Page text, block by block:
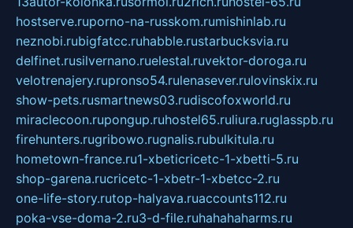
hostserve.ruporno-na-russkom.rumishinlab.ru
neznobi.rubigfatcc.ruhabble.rustarbucksvia.ru
delfinet.rusilvernano.ruelestal.ruvektor-doroga.ru
velotrenajery.rupronso54.rulenasever.rulovinskix.ru
show-pets.rusmartnews03.rudiscofoxworld.ru
miraclecoon.rupongup.ruhostel65.ruliura.ruglasspb.ru
firehunters.rugribowo.rugnalis.rubulkitula.ru
hometown-france.ru1-xbeticricetc-1-xbetti-5.ru
shop-garena.rucricetc-1-xbetr-1-xbetcc-2.ru
one-life-story.rutop-halyava.ruaccounts112.ru
poka-vse-doma-2.ru3-d-file.ruhahahaharms.ru